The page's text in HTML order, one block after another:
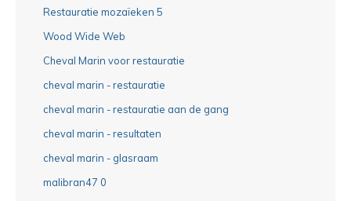
Restauratie mozaïeken 5
Wood Wide Web
Cheval Marin voor restauratie
cheval marin - restauratie
cheval marin - restauratie aan de gang
cheval marin - resultaten
cheval marin - glasraam
malibran47 0